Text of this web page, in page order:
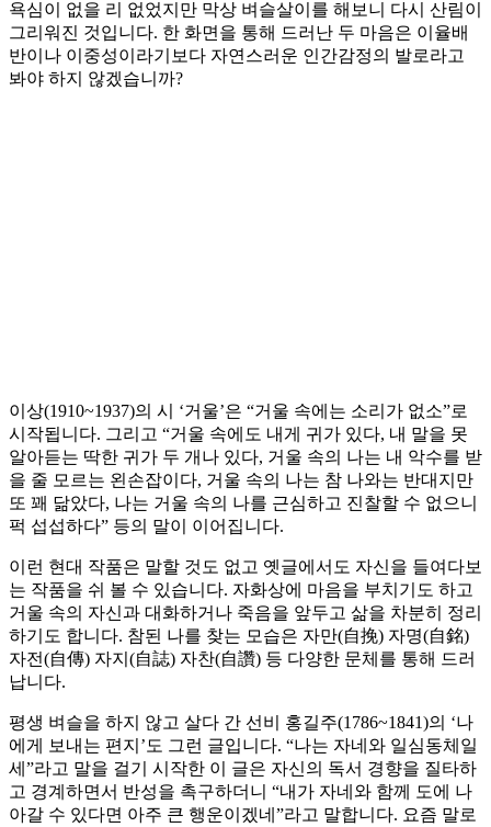
욕심이 없을 리 없었지만 막상 벼슬살이를 해보니 다시 산림이
그리워진 것입니다. 한 화면을 통해 드러난 두 마음은 이율배
반이나 이중성이라기보다 자연스러운 인간감정의 발로라고
봐야 하지 않겠습니까?
이상(1910~1937)의 시 ‘거울’은 “거울 속에는 소리가 없소”로
시작됩니다. 그리고 “거울 속에도 내게 귀가 있다, 내 말을 못
알아듣는 딱한 귀가 두 개나 있다, 거울 속의 나는 내 악수를 받
을 줄 모르는 왼손잡이다, 거울 속의 나는 참 나와는 반대지만
또 꽤 닮았다, 나는 거울 속의 나를 근심하고 진찰할 수 없으니
퍽 섭섭하다” 등의 말이 이어집니다.
이런 현대 작품은 말할 것도 없고 옛글에서도 자신을 들여다보
는 작품을 쉬 볼 수 있습니다. 자화상에 마음을 부치기도 하고
거울 속의 자신과 대화하거나 죽음을 앞두고 삶을 차분히 정리
하기도 합니다. 참된 나를 찾는 모습은 자만(自挽) 자명(自銘)
자전(自傳) 자지(自誌) 자찬(自讚) 등 다양한 문체를 통해 드러
납니다.
평생 벼슬을 하지 않고 살다 간 선비 홍길주(1786~1841)의 ‘나
에게 보내는 편지’도 그런 글입니다. “나는 자네와 일심동체일
세”라고 말을 걸기 시작한 이 글은 자신의 독서 경향을 질타하
고 경계하면서 반성을 촉구하더니 “내가 자네와 함께 도에 나
아갈 수 있다면 아주 큰 행운이겠네”라고 말합니다. 요즘 말로